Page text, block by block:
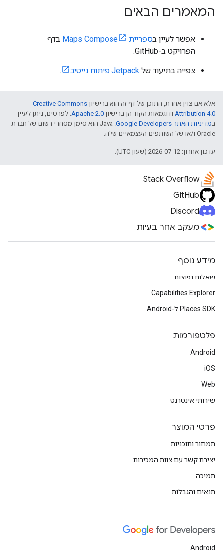
המאמרים הבאים
אפשר לעיין בספריית Maps Compose
בדף
הפרויקט ב-GitHub.
צפייה בתיעוד של Jetpack פיתוח נייטיב .
אלא אם צוין אחרת, התוכן של דף זה הוא ברישיון Creative Commons
Attribution 4.0 ודוגמאות הקוד הן ברישיון Apache 2.0. לפרטים, ניתן לעיין
במדיניות האתר Google Developers‏
.‏ Java הוא סימן מסחרי רשום של חברת
Oracle ו/או של השותפים העצמאיים שלה.
עדכון אחרון: 2026-07-12 (שעון UTC).
Stack Overflow
GitHub
Discord
מעקב אחר בעיות
מידע נוסף
שאלות נפוצות
Capabilities Explorer
Places SDK ל-Android
פלטפורמות
Android
iOS
Web
שירותי אינטרנט
פרטי המוצר
תמחור ותוכניות
יצירת קשר עם צוות המכירות
תמיכה
תנאים והגבלות
Android